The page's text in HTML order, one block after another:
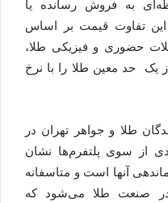
به فروش رسانده یا
این تفاوت قیمت بر اساس
حضوری و فیزیکی طلا،
حد معین طلا را با نرخ
طلا و جواهر تهران در
از سوی پلتفرم‌ها نشان
آنها است و متاسفانه
در صنعت طلا می‌شود که